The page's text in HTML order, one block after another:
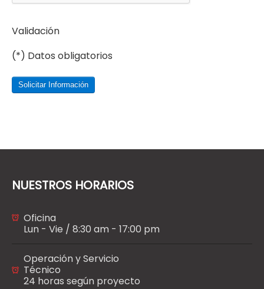
Validación
(*) Datos obligatorios
Solicitar Información
NUESTROS HORARIOS
Oficina
Lun - Vie / 8:30 am - 17:00 pm
Operación y Servicio
Técnico
24 horas según proyecto